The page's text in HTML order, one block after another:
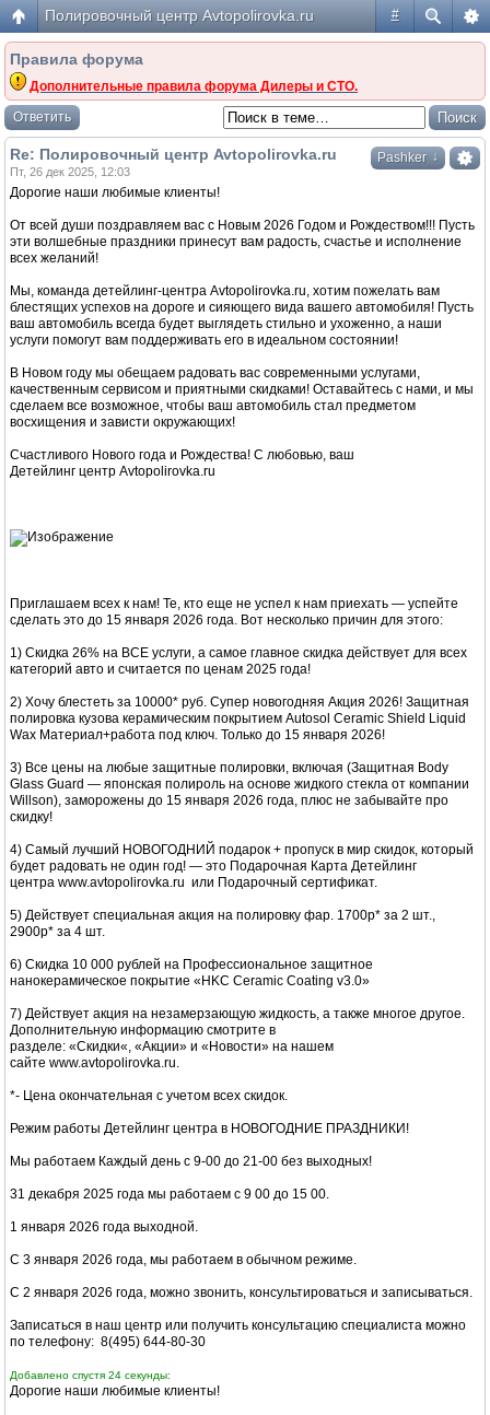
#
Полировочный центр Avtopolirovka.ru
Правила форума
Дополнительные правила форума Дилеры и СТО.
Ответить
Pashker ↓
Re: Полировочный центр Avtopolirovka.ru
Пт, 26 дек 2025, 12:03
Дорогие наши любимые клиенты!
От всей души поздравляем вас с Новым 2026 Годом и Рождеством!!! Пусть
эти волшебные праздники принесут вам радость, счастье и исполнение
всех желаний!
Мы, команда детейлинг-центра Avtopolirovka.ru, хотим пожелать вам
блестящих успехов на дороге и сияющего вида вашего автомобиля! Пусть
ваш автомобиль всегда будет выглядеть стильно и ухоженно, а наши
услуги помогут вам поддерживать его в идеальном состоянии!
В Новом году мы обещаем радовать вас современными услугами,
качественным сервисом и приятными скидками! Оставайтесь с нами, и мы
сделаем все возможное, чтобы ваш автомобиль стал предметом
восхищения и зависти окружающих!
Счастливого Нового года и Рождества! С любовью, ваш
Детейлинг центр Avtopolirovka.ru
Приглашаем всех к нам! Те, кто еще не успел к нам приехать — успейте
сделать это до 15 января 2026 года. Вот несколько причин для этого:
1) Скидка 26% на ВСЕ услуги, а самое главное скидка действует для всех
категорий авто и считается по ценам 2025 года!
2) Хочу блестеть за 10000* руб. Супер новогодняя Акция 2026! Защитная
полировка кузова керамическим покрытием Autosol Ceramic Shield Liquid
Wax Материал+работа под ключ. Только до 15 января 2026!
3) Все цены на любые защитные полировки, включая (Защитная Вody
Glass Guard — японская полироль на основе жидкого стекла от компании
Willson), заморожены до 15 января 2026 года, плюс не забывайте про
скидку!
4) Самый лучший НОВОГОДНИЙ подарок + пропуск в мир скидок, который
будет радовать не один год! — это Подарочная Карта Детейлинг
центра www.avtopolirovka.ru или Подарочный сертификат.
5) Действует специальная акция на полировку фар. 1700р* за 2 шт.,
2900р* за 4 шт.
6) Скидка 10 000 рублей на Профессиональное защитное
нанокерамическое покрытие «HKC Ceramic Coating v3.0»
7) Действует акция на незамерзающую жидкость, а также многое другое.
Дополнительную информацию смотрите в
разделе: «Скидки«, «Акции» и «Новости» на нашем
сайте www.avtopolirovka.ru.
*- Цена окончательная с учетом всех скидок.
Режим работы Детейлинг центра в НОВОГОДНИЕ ПРАЗДНИКИ!
Мы работаем Каждый день с 9-00 до 21-00 без выходных!
31 декабря 2025 года мы работаем с 9 00 до 15 00.
1 января 2026 года выходной.
С 3 января 2026 года, мы работаем в обычном режиме.
С 2 января 2026 года, можно звонить, консультироваться и записываться.
Записаться в наш центр или получить консультацию специалиста можно
по телефону: 8(495) 644-80-30
Добавлено спустя 24 секунды:
Дорогие наши любимые клиенты!